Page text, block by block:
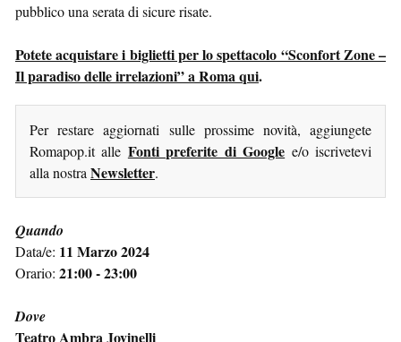
pubblico una serata di sicure risate.
Potete acquistare i biglietti per lo spettacolo “Sconfort Zone –
Il paradiso delle irrelazioni” a Roma qui.
Per restare aggiornati sulle prossime novità, aggiungete
Romapop.it alle Fonti preferite di Google e/o iscrivetevi
alla nostra Newsletter.
Quando
Data/e: 11 Marzo 2024
Orario: 21:00 - 23:00
Dove
Teatro Ambra Jovinelli